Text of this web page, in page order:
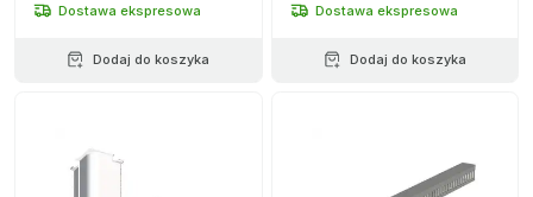
Dostawa ekspresowa
Dodaj do koszyka
Dostawa ekspresowa
Dodaj do koszyka